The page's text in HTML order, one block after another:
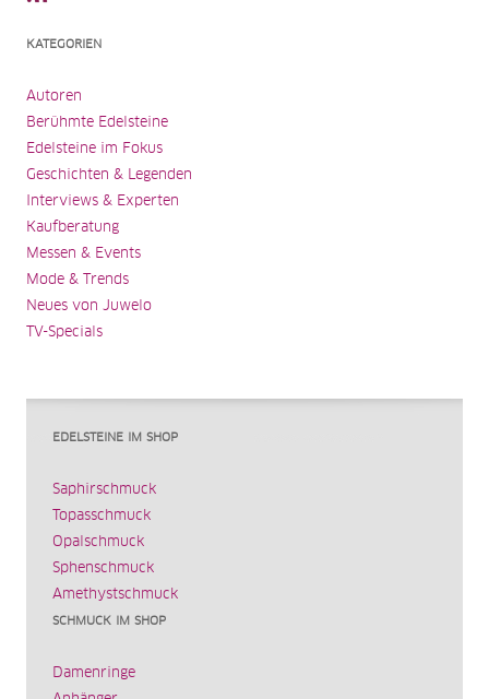
KATEGORIEN
Autoren
Berühmte Edelsteine
Edelsteine im Fokus
Geschichten & Legenden
Interviews & Experten
Kaufberatung
Messen & Events
Mode & Trends
Neues von Juwelo
TV-Specials
EDELSTEINE IM SHOP
Saphirschmuck
Topasschmuck
Opalschmuck
Sphenschmuck
Amethystschmuck
SCHMUCK IM SHOP
Damenringe